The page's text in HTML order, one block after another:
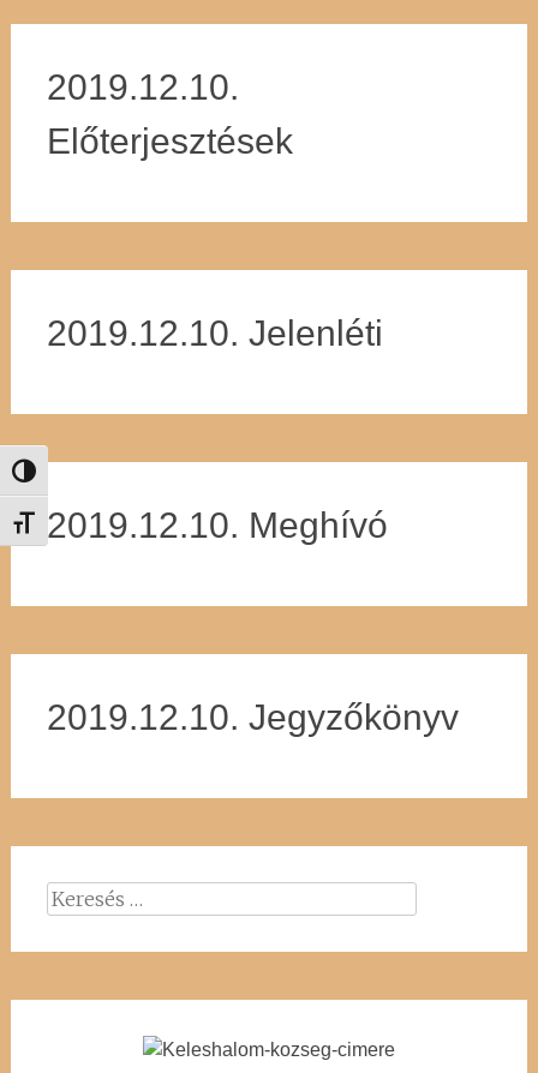
Nagy kontraszt váltása
Betűméret váltása
2019.12.10.
Előterjesztések
2019.12.10. Jelenléti
2019.12.10. Meghívó
2019.12.10. Jegyzőkönyv
Keresés: